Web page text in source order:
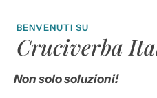
BENVENUTI SU
Cruciverba
Non solo soluzioni!